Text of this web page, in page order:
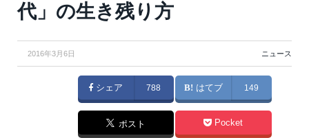
代」の生き残り方
2016年3月6日 ニュース
シェア 788 はてブ 149
ポスト Pocket